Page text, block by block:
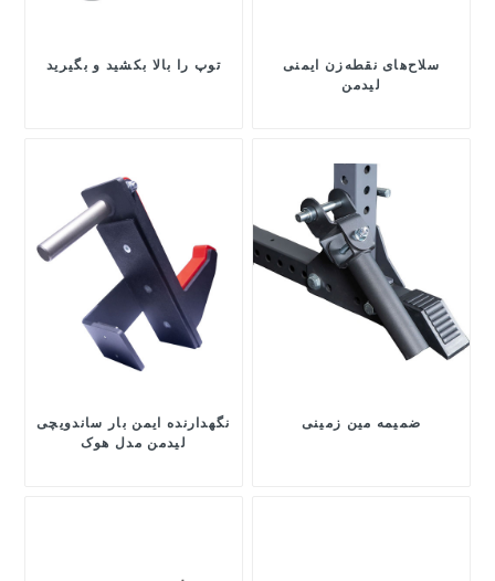
توپ را بالا بکشید و بگیرید
سلاح‌های نقطه‌زن ایمنی
لیدمن
نگهدارنده ایمن بار ساندویچی
لیدمن مدل هوک
ضمیمه مین زمینی